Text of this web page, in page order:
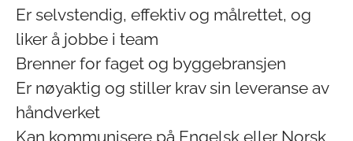
Er selvstendig, effektiv og målrettet, og
liker å jobbe i team
Brenner for faget og byggebransjen
Er nøyaktig og stiller krav sin leveranse av
håndverket
Kan kommunisere på Engelsk eller Norsk